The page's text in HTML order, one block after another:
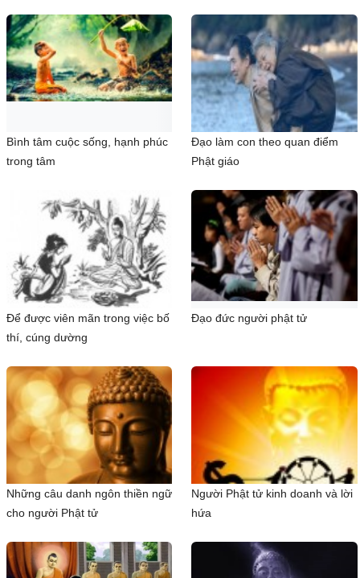
Bình tâm cuộc sống, hạnh phúc
trong tâm
Đạo làm con theo quan điểm
Phật giáo
Để được viên mãn trong việc bố
thí, cúng dường
Đạo đức người phật tử
Những câu danh ngôn thiền ngữ
cho người Phật tử
Người Phật tử kinh doanh và lời
hứa